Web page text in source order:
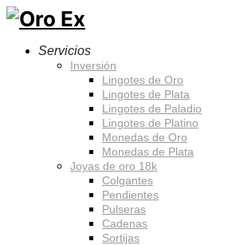
Servicios
Inversión
Lingotes de Oro
Lingotes de Plata
Lingotes de Paladio
Lingotes de Platino
Monedas de Oro
Monedas de Plata
Joyas de oro 18k
Colgantes
Pendientes
Pulseras
Cadenas
Sortijas